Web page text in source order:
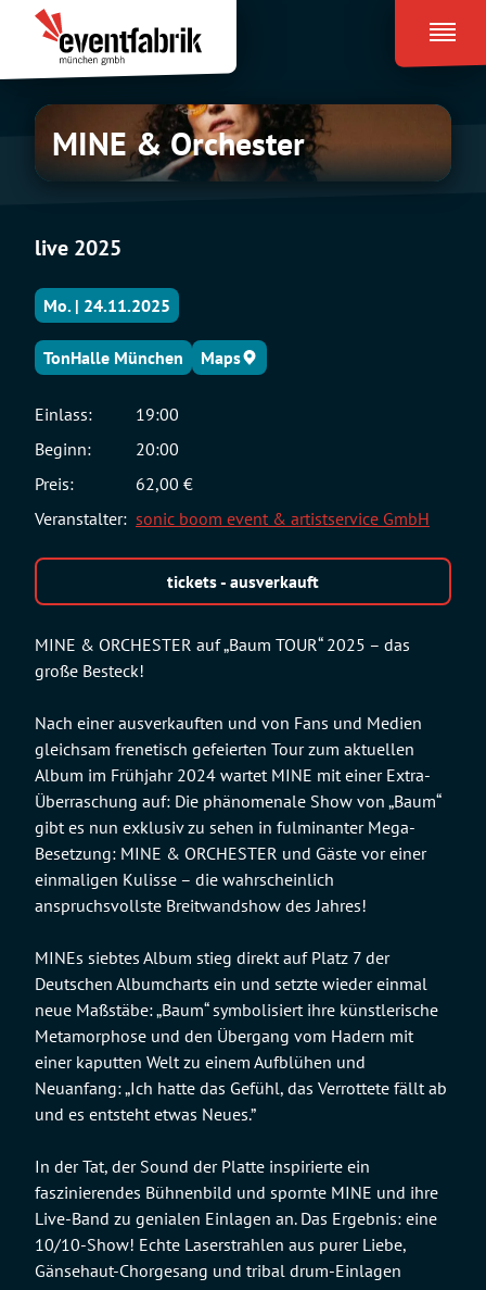
Inhalt
springen
Eventfabrik
München
MINE
Orchester
MINE & Orchester
live 2025
MINE & ORCHESTER auf „Baum TOUR“ 2025 – das
große Besteck!
Nach einer ausverkauften und von Fans und Medien
gleichsam frenetisch gefeierten Tour zum aktuellen
Album im Frühjahr 2024 wartet MINE mit einer Extra-
Überraschung auf: Die phänomenale Show von „Baum“
gibt es nun exklusiv zu sehen in fulminanter Mega-
Besetzung: MINE & ORCHESTER und Gäste vor einer
einmaligen Kulisse – die wahrscheinlich
anspruchsvollste Breitwandshow des Jahres!
MINEs siebtes Album stieg direkt auf Platz 7 der
Deutschen Albumcharts ein und setzte wieder einmal
neue Maßstäbe: „Baum“ symbolisiert ihre künstlerische
Metamorphose und den Übergang vom Hadern mit
einer kaputten Welt zu einem Aufblühen und
Neuanfang: „Ich hatte das Gefühl, das Verrottete fällt ab
und es entsteht etwas Neues.”
In der Tat, der Sound der Platte inspirierte ein
faszinierendes Bühnenbild und spornte MINE und ihre
Live-Band zu genialen Einlagen an. Das Ergebnis: eine
10/10-Show! Echte Laserstrahlen aus purer Liebe,
Gänsehaut-Chorgesang und tribal drum-Einlagen
Mo. | 24.11.2025
TonHalle München Maps
Einlass:
19:00
Beginn:
20:00
Preis:
62,00 €
Veranstalter: sonic boom event & artistservice GmbH
tickets - ausverkauft